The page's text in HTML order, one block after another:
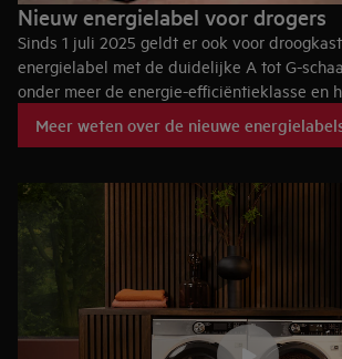
Nieuw energielabel voor drogers
Sinds 1 juli 2025 geldt er ook voor
energielabel met de duidelijke A tot G-
onder meer de energie-efficiëntieklasse en
per 100 droogcycli. Zo kun je vergelijkbare
gemakkelijker met elkaar vergelijken.
Meer weten over de nieuwe